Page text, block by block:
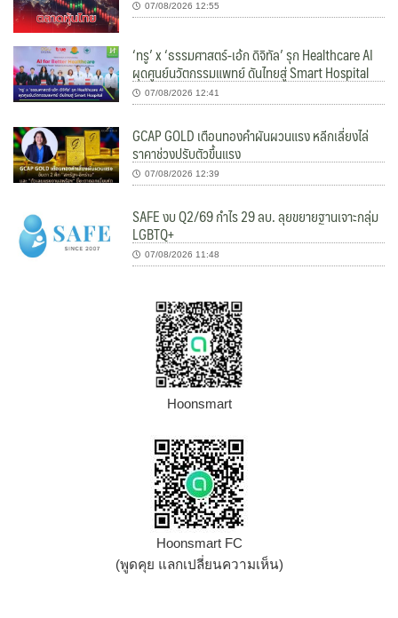
07/08/2026 12:55
‘ทรู’ x ‘ธรรมศาสตร์-เอ้ก ดิจิทัล’ รุก Healthcare AI
ผุดศูนย์นวัตกรรมแพทย์ ดันไทยสู่ Smart Hospital
07/08/2026 12:41
GCAP GOLD เตือนทองคำผันผวนแรง หลีกเลี่ยงไล่
ราคาช่วงปรับตัวขึ้นแรง
07/08/2026 12:39
SAFE งบ Q2/69 กำไร 29 ลบ. ลุยขยายฐานเจาะกลุ่ม
LGBTQ+
07/08/2026 11:48
Hoonsmart
Hoonsmart FC
(พูดคุย แลกเปลี่ยนความเห็น)